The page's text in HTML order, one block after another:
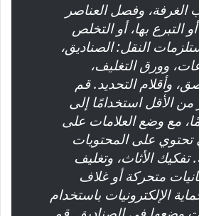
الغرفة، وفصل العناصر
التبرع بها، أو التخلص
النقل: الصناديق،
وورق التغليف،
وأقلام التحديد. قم
من الأقل استخدامًا إلى
مع وضع العلامات على
تحتوي على المحتويات
تفكيك الأثاث، وتغليف
متحركة أو غلاف
الإلكترونيات باستخدام